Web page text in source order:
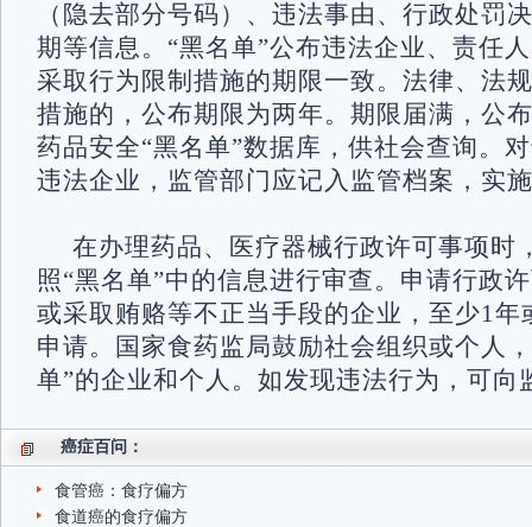
（隐去部分号码）、违法事由、行政处罚
期等信息。“黑名单”公布违法企业、责任
采取行为限制措施的期限一致。法律、法
措施的，公布期限为两年。期限届满，公
药品安全“黑名单”数据库，供社会查询。
违法企业，监管部门应记入监管档案，实
在办理药品、医疗器械行政许可事项时
照“黑名单”中的信息进行审查。申请行政
或采取贿赂等不正当手段的企业，至少1年
申请。国家食药监局鼓励社会组织或个人
单”的企业和个人。如发现违法行为，可向
癌症百问：
食管癌：食疗偏方
食道癌的食疗偏方